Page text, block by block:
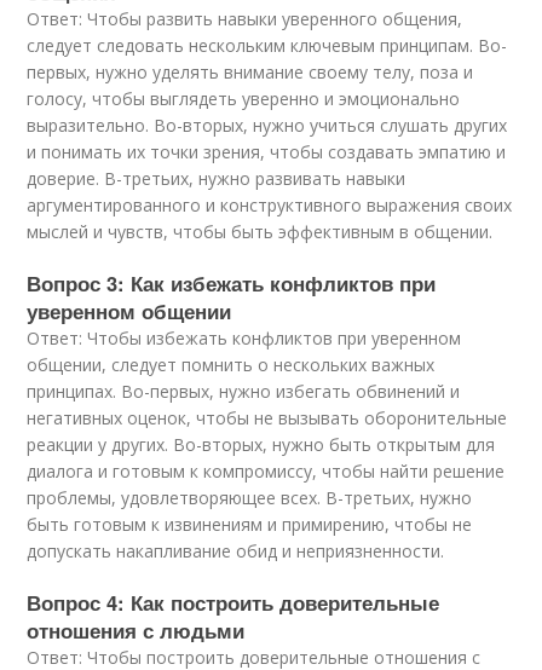
Ответ: Чтобы развить навыки уверенного общения,
следует следовать нескольким ключевым принципам. Во-
первых, нужно уделять внимание своему телу, поза и
голосу, чтобы выглядеть уверенно и эмоционально
выразительно. Во-вторых, нужно учиться слушать других
и понимать их точки зрения, чтобы создавать эмпатию и
доверие. В-третьих, нужно развивать навыки
аргументированного и конструктивного выражения своих
мыслей и чувств, чтобы быть эффективным в общении.
Вопрос 3: Как избежать конфликтов при
уверенном общении
Ответ: Чтобы избежать конфликтов при уверенном
общении, следует помнить о нескольких важных
принципах. Во-первых, нужно избегать обвинений и
негативных оценок, чтобы не вызывать оборонительные
реакции у других. Во-вторых, нужно быть открытым для
диалога и готовым к компромиссу, чтобы найти решение
проблемы, удовлетворяющее всех. В-третьих, нужно
быть готовым к извинениям и примирению, чтобы не
допускать накапливание обид и неприязненности.
Вопрос 4: Как построить доверительные
отношения с людьми
Ответ: Чтобы построить доверительные отношения с